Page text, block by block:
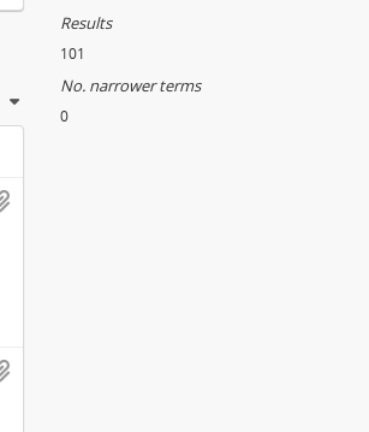
Results
101
No. narrower terms
0